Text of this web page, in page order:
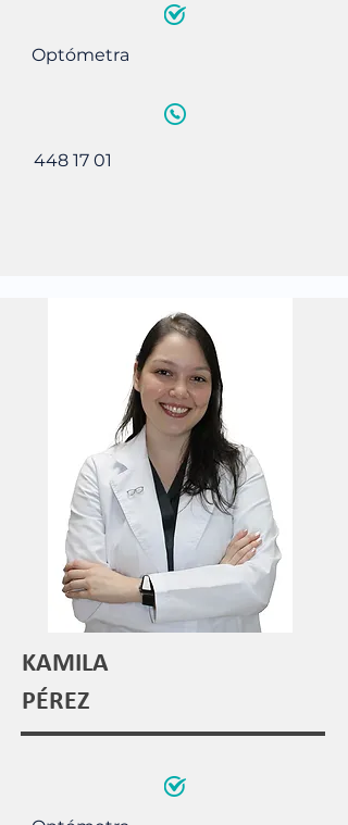
Optómetra
448 17 01
KAMILA
PÉREZ